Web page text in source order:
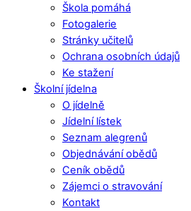
Škola pomáhá
Fotogalerie
Stránky učitelů
Ochrana osobních údajů
Ke stažení
Školní jídelna
O jídelně
Jídelní lístek
Seznam alegrenů
Objednávání obědů
Ceník obědů
Zájemci o stravování
Kontakt